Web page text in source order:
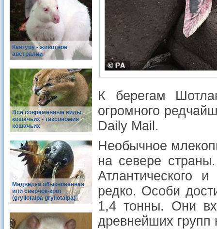
Кенгуру - животное
австралии
Все современные виды
кошачьих - таксономия
кошачьих
Медведка обыкновенная
или сверчок-крот
(gryllotalpa gryllotalpa)
К берегам
огромного
Daily Mail.
Необычное
на севере
Атлантического
редко. Особи
1,4 тонны. Они
древнейших групп